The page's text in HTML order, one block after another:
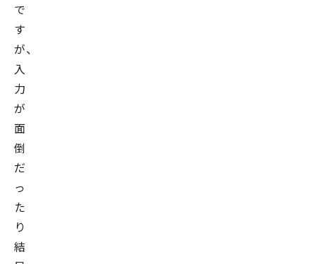
で
す
が、
入
力
が
面
倒
だ
っ
た
り
結